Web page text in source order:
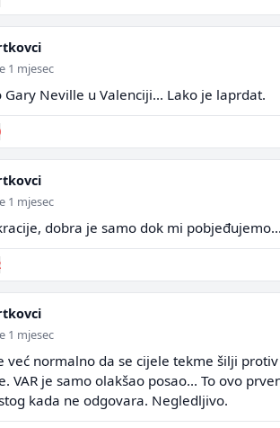
1 mjesec
Gary Neville u Valenciji... Lako je laprdat.
1 mjesec
dobra je samo dok mi pobjeđujemo...
1 mjesec
već normalno da se cijele tekme šilji
VAR je samo olakšao posao... To ovo
kada ne odgovara. Negledljivo.